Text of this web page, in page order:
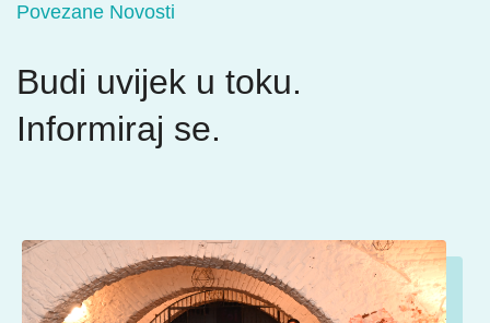
Povezane Novosti
Budi uvijek u toku.
Informiraj se.